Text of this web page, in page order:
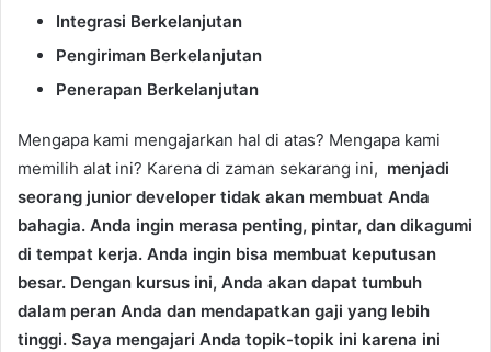
Integrasi Berkelanjutan
Pengiriman Berkelanjutan
Penerapan Berkelanjutan
Mengapa kami mengajarkan hal di atas? Mengapa kami
memilih alat ini? Karena di zaman sekarang ini, menjadi
seorang junior developer tidak akan membuat Anda
bahagia. Anda ingin merasa penting, pintar, dan dikagumi
di tempat kerja. Anda ingin bisa membuat keputusan
besar. Dengan kursus ini, Anda akan dapat tumbuh
dalam peran Anda dan mendapatkan gaji yang lebih
tinggi. Saya mengajari Anda topik-topik ini karena ini